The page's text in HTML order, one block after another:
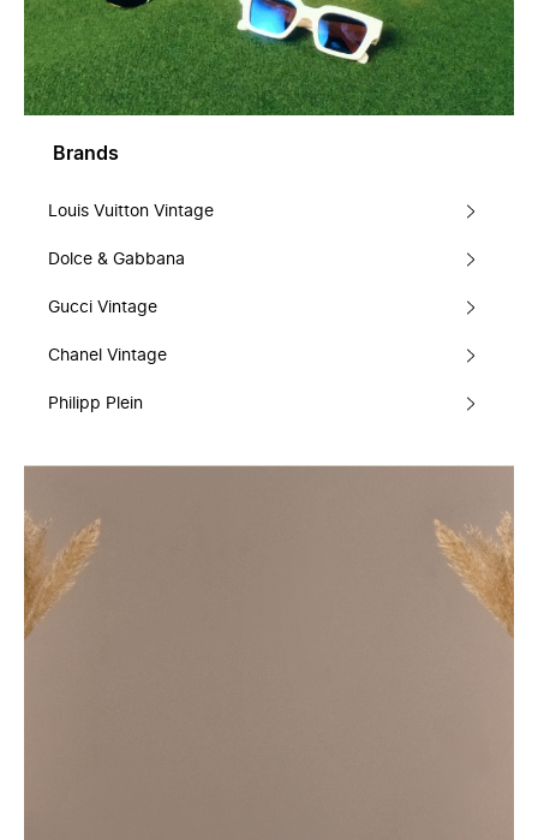
Brands
Louis Vuitton Vintage
Dolce & Gabbana
Gucci Vintage
Chanel Vintage
Philipp Plein